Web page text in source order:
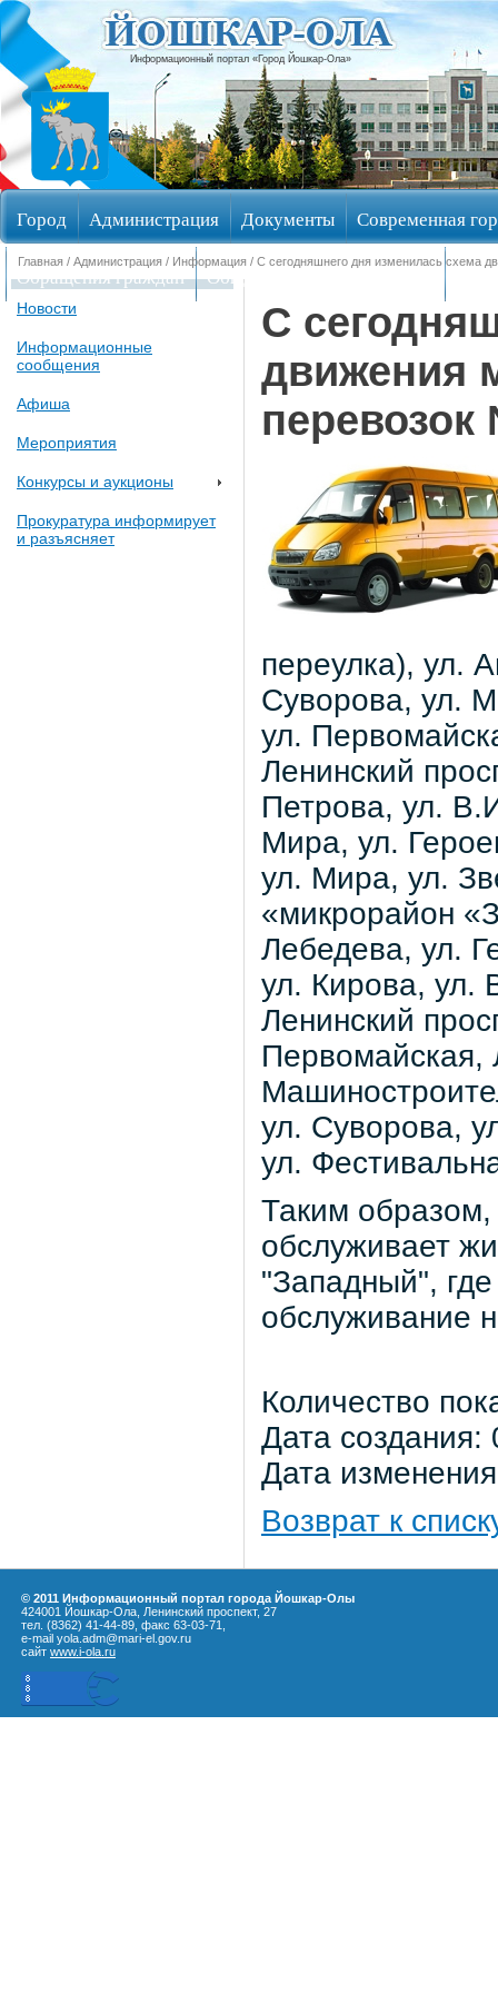
Информационный портал «Город Йошкар-Ола»
Город Администрация Документы Современная
Обращения граждан Общественные обсуждения
Главная / Администрация / Информация / С сегодняшнего дня изменилась схема
Новости
Информационные
сообщения
Афиша
Мероприятия
Конкурсы и аукционы
Прокуратура информирует
и разъясняет
С
движения
переулка), ул.
Суворова, ул.
ул.
Ленинский
Петрова, ул.
Мира, ул.
ул. Мира, ул.
«микрорайон
Лебедева, ул.
ул. Кирова, ул.
Ленинский
Первомайская,
ул. Суворова,
ул.
Таким
обслуживает
"Западный", где
обслуживание
Количество
Дата
Дата
Возврат к
© 2011 Информационный портал города Йошкар-Олы
424001 Йошкар-Ола, Ленинский проспект, 27
тел. (8362) 41-44-89, факс 63-03-71,
e-mail yola.adm@mari-el.gov.ru
сайт www.i-ola.ru